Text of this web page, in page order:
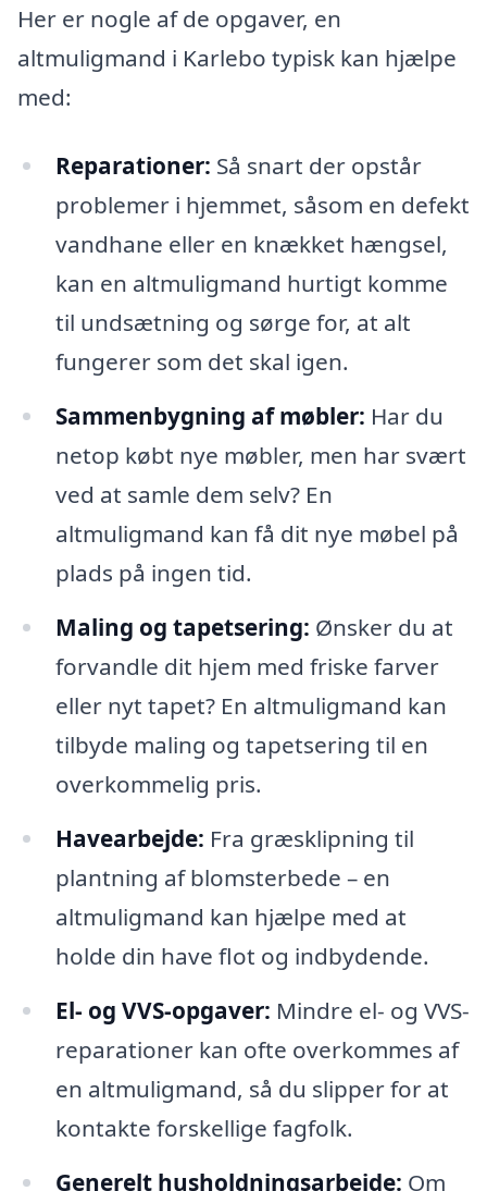
Her er nogle af de opgaver, en
altmuligmand i Karlebo typisk kan hjælpe
med:
Reparationer: Så snart der opstår
problemer i hjemmet, såsom en defekt
vandhane eller en knækket hængsel,
kan en altmuligmand hurtigt komme
til undsætning og sørge for, at alt
fungerer som det skal igen.
Sammenbygning af møbler: Har du
netop købt nye møbler, men har svært
ved at samle dem selv? En
altmuligmand kan få dit nye møbel på
plads på ingen tid.
Maling og tapetsering: Ønsker du at
forvandle dit hjem med friske farver
eller nyt tapet? En altmuligmand kan
tilbyde maling og tapetsering til en
overkommelig pris.
Havearbejde: Fra græsklipning til
plantning af blomsterbede – en
altmuligmand kan hjælpe med at
holde din have flot og indbydende.
El- og VVS-opgaver: Mindre el- og VVS-
reparationer kan ofte overkommes af
en altmuligmand, så du slipper for at
kontakte forskellige fagfolk.
Generelt husholdningsarbejde: Om